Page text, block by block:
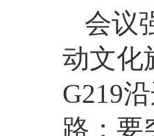
会议
动文化
G219
路；要